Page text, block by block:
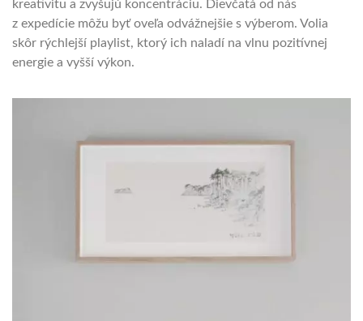
kreativitu a zvyšujú koncentráciu. Dievčatá od nás
z expedície môžu byť oveľa odvážnejšie s výberom. Volia
skôr rýchlejší playlist, ktorý ich naladí na vlnu pozitívnej
energie a vyšší výkon.